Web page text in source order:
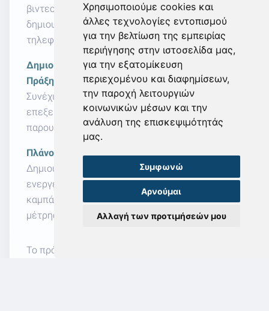
Χρησιμοποιούμε cookies και
άλλες τεχνολογίες εντοπισμού
για την βελτίωση της εμπειρίας
περιήγησης στην ιστοσελίδα μας,
για την εξατομίκευση
περιεχομένου και διαφημίσεων,
την παροχή λειτουργιών
κοινωνικών μέσων και την
ανάλυση της επισκεψιμότητάς
μας.
Συμφωνώ
Αρνούμαι
Αλλαγή των προτιμήσεών μου
βιντεοσκόπησης. Πρακτική εξάσκηση στη
δημιουργία περιεχομένου με χρήση κινητού
τηλεφώνου και δωρεάν online εφαρμογών.
Δημιουργία Περιεχομένου & Branding στην
Πράξη (Μέρος Β’)
Συνέχιση πρακτικής άσκησης με έμφαση στην
επεξεργασία, τη βελτιστοποίηση και τη σωστή
παρουσίαση περιεχομένου για social media.
Πλάνο Ενεργειών Marketing & Social Media
Δημιουργία ολοκληρωμένου 6μηνου πλάνου
ενεργειών με σαφείς στόχους, μηνιαίες
καμπάνιες προβολής και βασικούς δείκτες
μέτρησης αποτελεσμάτων.
Το πρόγραμμα προσφέρει ένα ολοκληρωμένο,